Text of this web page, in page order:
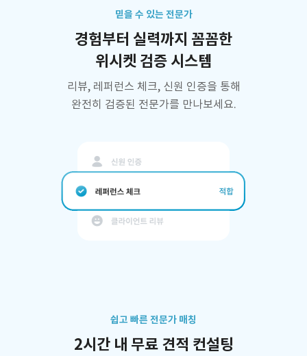
믿을 수 있는 전문가
경험부터 실력까지 꼼꼼한
위시켓 검증 시스템
리뷰, 레퍼런스 체크, 신원 인증을 통해
완전히 검증된 전문가를 만나보세요.
쉽고 빠른 전문가 매칭
2시간 내 무료 견적 컨설팅